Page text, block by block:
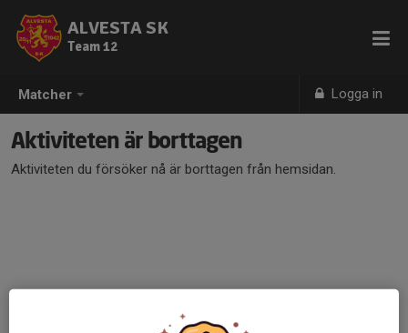
Matcher Logga in
ALVESTA SK
Team 12
Aktiviteten är borttagen
Aktiviteten du försöker nå är borttagen från hemsidan.